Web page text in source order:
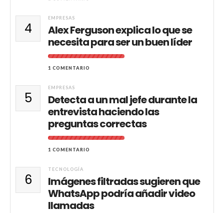
4
EMPRESAS
Alex Ferguson explica lo que se
necesita para ser un buen líder
1 COMENTARIO
5
EMPRESAS
Detecta a un mal jefe durante la
entrevista haciendo las
preguntas correctas
1 COMENTARIO
6
TECNOLOGÍA
Imágenes filtradas sugieren que
WhatsApp podría añadir video
llamadas